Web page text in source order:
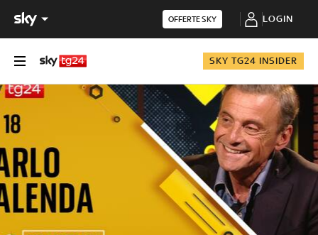
OFFERTE SKY LOGIN
SKY TG24 INSIDER